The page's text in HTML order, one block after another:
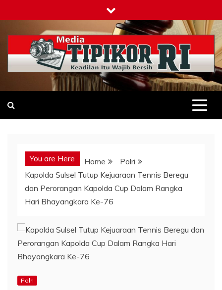
to
content
Tipikor-ri-online.my.id
Keadilan Itu Wajib Bersih
You are Here Home
Polri
Kapolda Sulsel Tutup Kejuaraan Tennis Beregu
dan Perorangan Kapolda Cup Dalam Rangka
Hari Bhayangkara Ke-76
Polri